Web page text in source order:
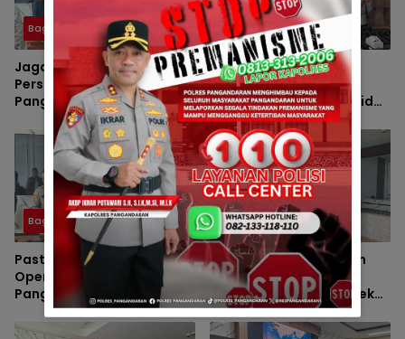
Bagren
Jaga Profesionalisme
Personel, Kapolres
Pangandaran Pimpin
Langsung Pemeriksaan
Senjata Api
Bagren
Cegah Pelanggaran
Personel, Kapolres
Pangandaran Pimpin Sidak
Senjata Api Dinas
Bagren
Pastikan Kesiapsiagaan
Operasional, Polres
Pangandaran Gelar
Inspeksi Kelayakan Senpi
Dinas
Bagren
Tingkatkan Disiplin dan
Pengawasan, Baglog
Polres Pangandaran Cek
Senjata Api Anggota